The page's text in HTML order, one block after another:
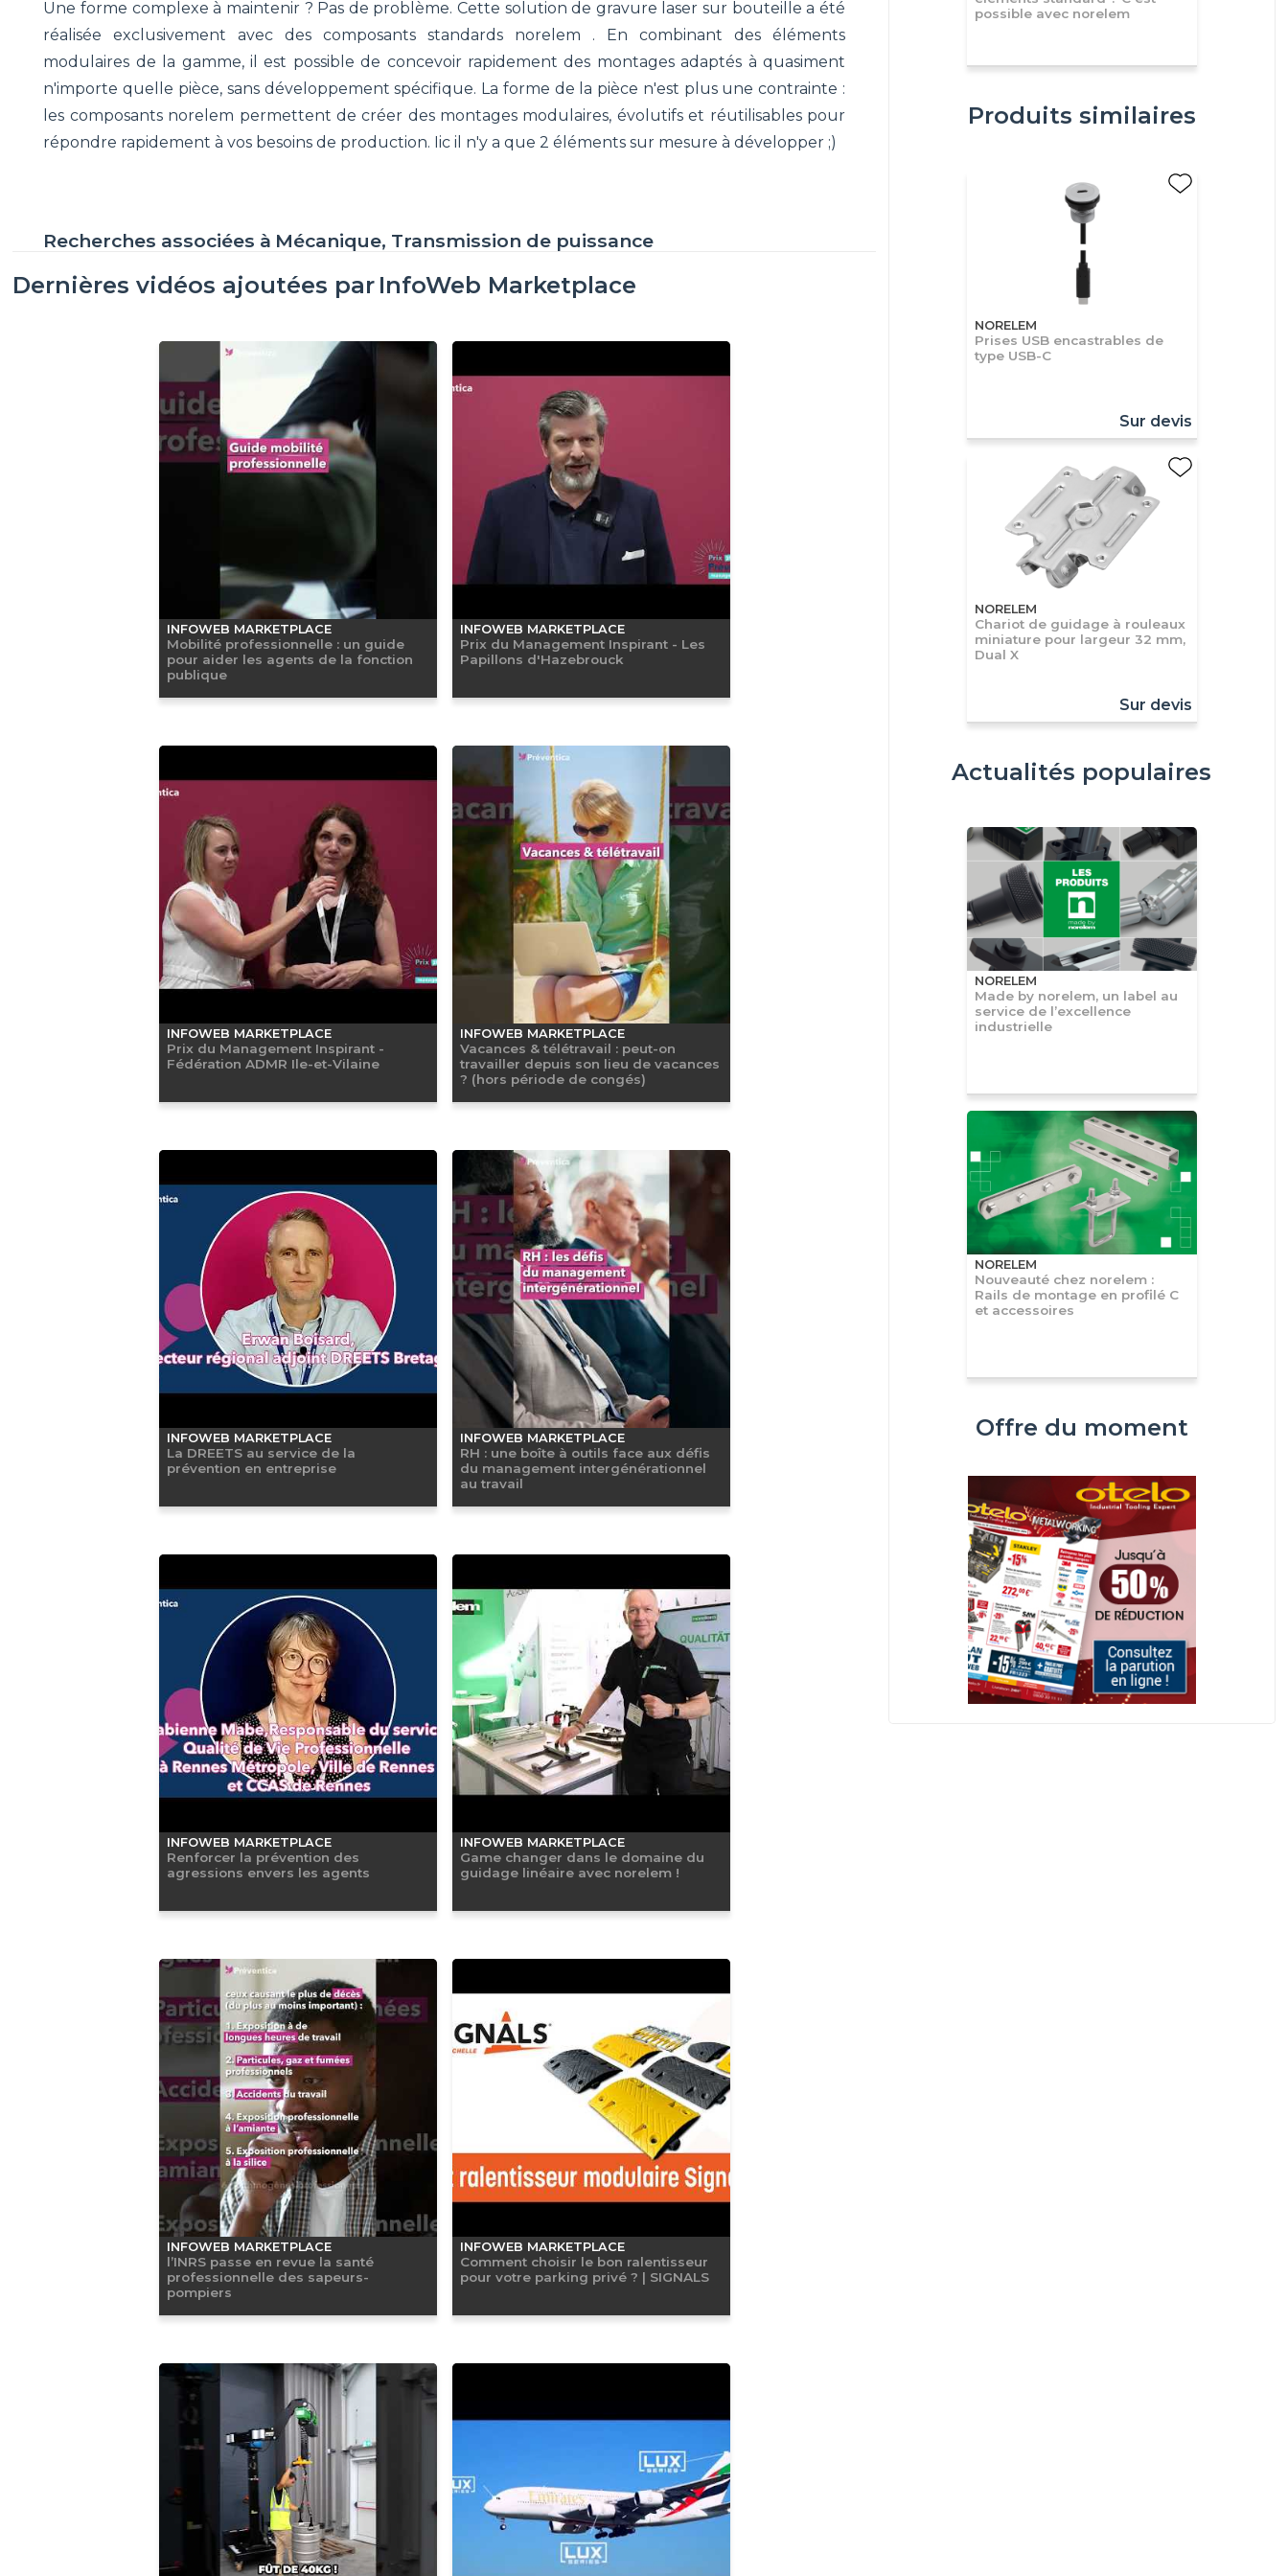
Une forme complexe à maintenir ? Pas de problème. Cette solution de gravure laser sur bouteille a été
réalisée exclusivement avec des composants standards norelem . En combinant des éléments
modulaires de la gamme, il est possible de concevoir rapidement des montages adaptés à quasiment
n'importe quelle pièce, sans développement spécifique. La forme de la pièce n'est plus une contrainte :
les composants norelem permettent de créer des montages modulaires, évolutifs et réutilisables pour
répondre rapidement à vos besoins de production. Iic il n'y a que 2 éléments sur mesure à développer ;)
Recherches associées à Mécanique, Transmission de puissance
Dernières vidéos ajoutées par InfoWeb Marketplace
INFOWEB MARKETPLACE
Mobilité professionnelle : un guide
pour aider les agents de la fonction
publique
INFOWEB MARKETPLACE
Prix du Management Inspirant - Les
Papillons d'Hazebrouck
INFOWEB MARKETPLACE
Prix du Management Inspirant -
Fédération ADMR Ile-et-Vilaine
INFOWEB MARKETPLACE
Vacances & télétravail : peut-on
travailler depuis son lieu de vacances
? (hors période de congés)
INFOWEB MARKETPLACE
La DREETS au service de la
prévention en entreprise
INFOWEB MARKETPLACE
RH : une boîte à outils face aux défis
du management intergénérationnel
au travail
INFOWEB MARKETPLACE
Renforcer la prévention des
agressions envers les agents
INFOWEB MARKETPLACE
Game changer dans le domaine du
guidage linéaire avec norelem !
INFOWEB MARKETPLACE
l’INRS passe en revue la santé
professionnelle des sapeurs-
pompiers
INFOWEB MARKETPLACE
Comment choisir le bon ralentisseur
pour votre parking privé ? | SIGNALS
possible avec norelem
Produits similaires
NORELEM
Prises USB encastrables de
type USB-C
Sur devis
NORELEM
Chariot de guidage à rouleaux
miniature pour largeur 32 mm,
Dual X
Sur devis
Actualités populaires
NORELEM
Made by norelem, un label au
service de l’excellence
industrielle
NORELEM
Nouveauté chez norelem :
Rails de montage en profilé C
et accessoires
Offre du moment